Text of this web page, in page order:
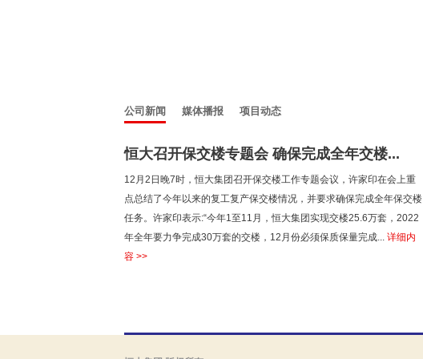
公司新闻 媒体播报 项目动态
恒大召开保交楼专题会 确保完成全年交楼...
12月2日晚7时，恒大集团召开保交楼工作专题会议，许家印在会上重
点总结了今年以来的复工复产保交楼情况，并要求确保完成全年保交楼
任务。许家印表示:“今年1至11月，恒大集团实现交楼25.6万套，2022
年全年要力争完成30万套的交楼，12月份必须保质保量完成... 详细内
容 >>